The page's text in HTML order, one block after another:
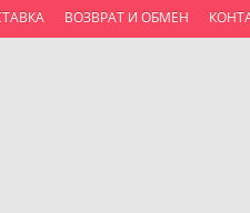
ВОЗВРАТ И ОБМЕН